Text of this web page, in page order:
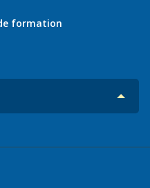
formation